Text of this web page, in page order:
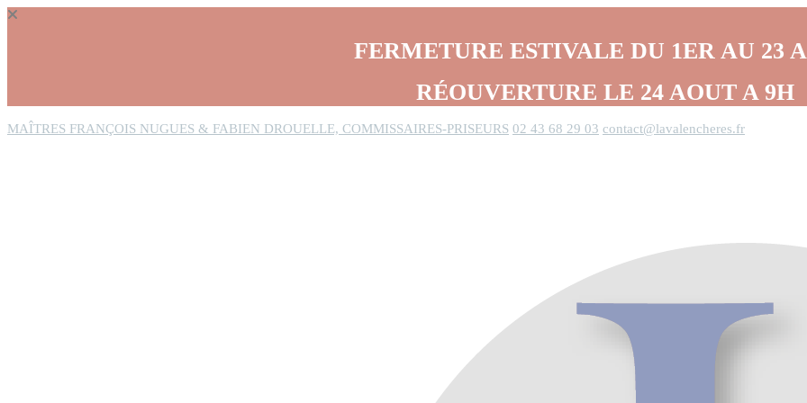
FERMETURE ESTIVALE DU 1ER AU 23
RÉOUVERTURE LE 24 AOUT A 9H
MAÎTRES FRANÇOIS NUGUES & FABIEN DROUELLE, COMMISSAIRES-PRISEURS 02 43 68 29 03 contact@lavalencheres.fr
Panneau de gestion des cookies